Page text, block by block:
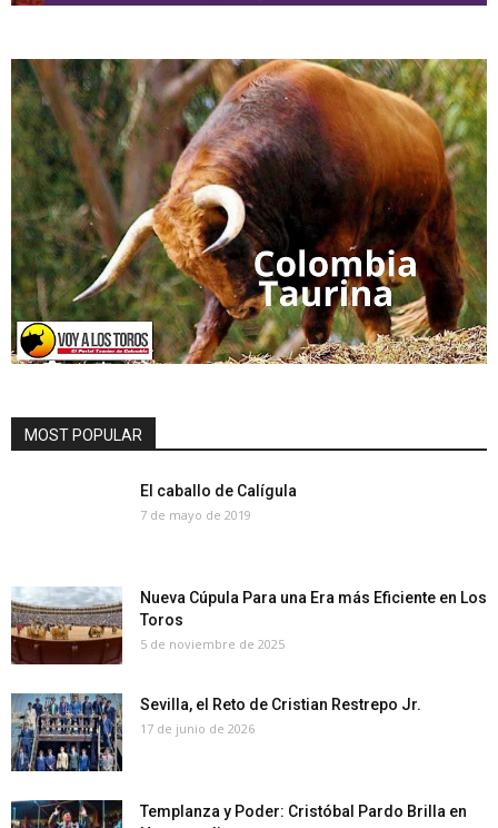
MOST POPULAR
El caballo de Calígula
7 de mayo de 2019
Nueva Cúpula Para una Era más Eficiente en Los
Toros
5 de noviembre de 2025
Sevilla, el Reto de Cristian Restrepo Jr.
17 de junio de 2026
Templanza y Poder: Cristóbal Pardo Brilla en